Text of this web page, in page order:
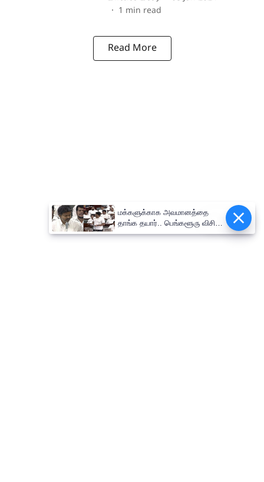
1 min read
Read More
Epaper
மக்களுக்காக அவமானத்தை
தாங்க தயார்.. பெங்களூரு விசிட்
குறித்து உதயநிதி கேள்விக்கு